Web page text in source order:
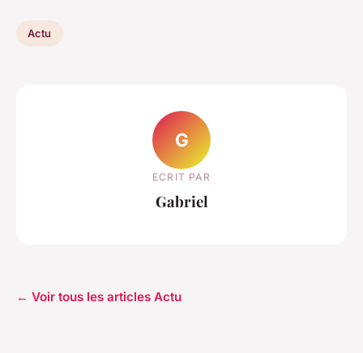
Actu
G
ECRIT PAR
Gabriel
← Voir tous les articles Actu